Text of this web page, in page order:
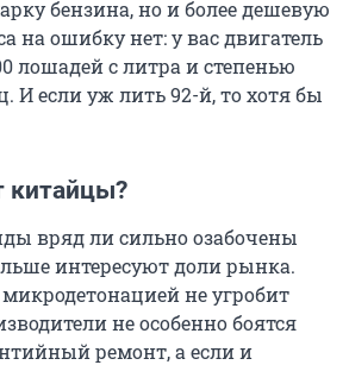
бензина, но и более дешевую
на ошибку нет: у вас двигатель
лошадей с литра и степенью
И если уж лить 92-й, то хотя бы
вряд ли сильно озабочены
интересуют доли рынка.
микродетонацией не угробит
не особенно боятся
ремонт, а если и